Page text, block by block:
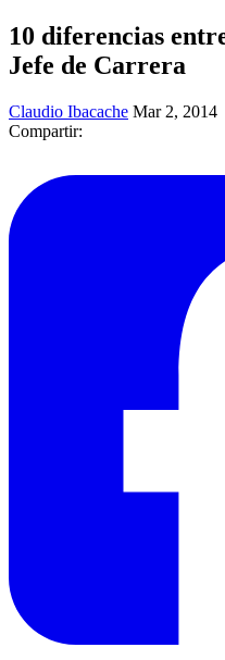
10 diferencias
Jefe de Carrera
Claudio Ibacache Mar 2, 2014
Compartir: